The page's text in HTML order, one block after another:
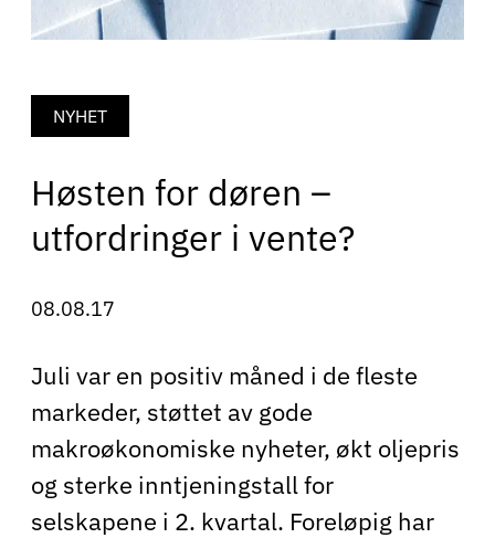
NYHET
Høsten for døren –
utfordringer i vente?
08.08.17
Juli var en positiv måned i de fleste
markeder, støttet av gode
makroøkonomiske nyheter, økt oljepris
og sterke inntjeningstall for
selskapene i 2. kvartal. Foreløpig har